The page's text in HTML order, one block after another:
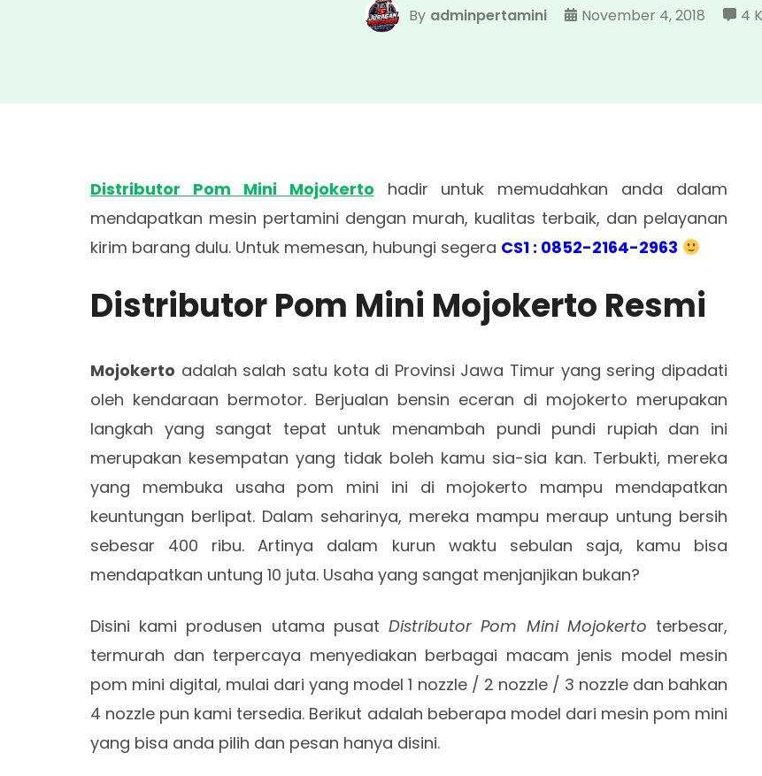
By adminpertamini November 4, 2018 4
Distributor Pom Mini Mojokerto hadir untuk memudahkan anda dalam
mendapatkan mesin pertamini dengan murah, kualitas terbaik, dan pelayanan
kirim barang dulu. Untuk memesan, hubungi segera CS1 : 0852-2164-2963
Distributor Pom Mini Mojokerto Resmi
Mojokerto adalah salah satu kota di Provinsi Jawa Timur yang sering dipadati
oleh kendaraan bermotor. Berjualan bensin eceran di mojokerto merupakan
langkah yang sangat tepat untuk menambah pundi pundi rupiah dan ini
merupakan kesempatan yang tidak boleh kamu sia-sia kan. Terbukti, mereka
yang membuka usaha pom mini ini di mojokerto mampu mendapatkan
keuntungan berlipat. Dalam seharinya, mereka mampu meraup untung bersih
sebesar 400 ribu. Artinya dalam kurun waktu sebulan saja, kamu bisa
mendapatkan untung 10 juta. Usaha yang sangat menjanjikan bukan?
Disini kami produsen utama pusatDistributor Pom Mini Mojokerto terbesar,
termurah dan terpercaya menyediakan berbagai macam jenis model mesin
pom mini digital, mulai dari yang model 1 nozzle / 2 nozzle / 3 nozzle dan bahkan
4 nozzle pun kami tersedia. Berikut adalah beberapa model dari mesin pom mini
yang bisa anda pilih dan pesan hanya disini.